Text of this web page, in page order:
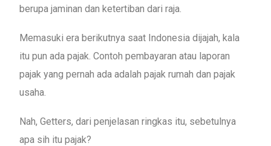
berupa jaminan dan ketertiban dari raja.
Memasuki era berikutnya saat Indonesia dijajah, kala
itu pun ada pajak. Contoh pembayaran atau laporan
pajak yang pernah ada adalah pajak rumah dan pajak
usaha.
Nah, Getters, dari penjelasan ringkas itu, sebetulnya
apa sih itu pajak?